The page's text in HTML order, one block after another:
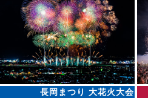
長岡まつり 大花火大会